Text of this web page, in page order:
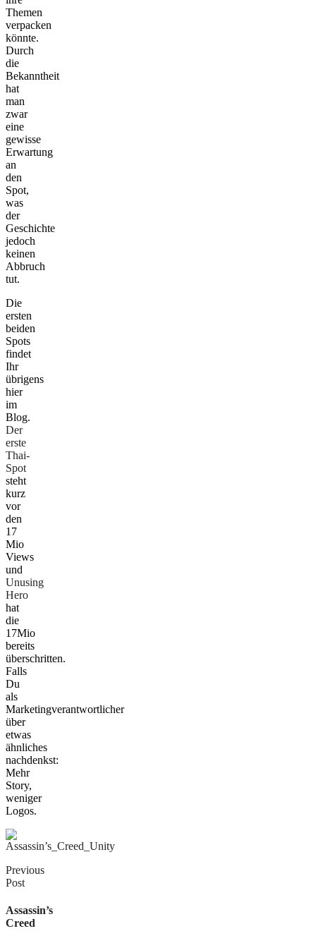
Themen
verpacken
könnte.
Durch
die
Bekanntheit
hat
man
zwar
eine
gewisse
Erwartung
an
den
Spot,
was
der
Geschichte
jedoch
keinen
Abbruch
tut.
Die
ersten
beiden
Spots
findet
Ihr
übrigens
hier
im
Blog.
Der
erste
Thai-
Spot
steht
kurz
vor
den
17
Mio
Views
und
Unusing
Hero
hat
die
17Mio
bereits
überschritten.
Falls
Du
als
Marketingverantwortlicher
über
etwas
ähnliches
nachdenkst:
Mehr
Story,
weniger
Logos.
Previous
Post
Assassin’s
Creed